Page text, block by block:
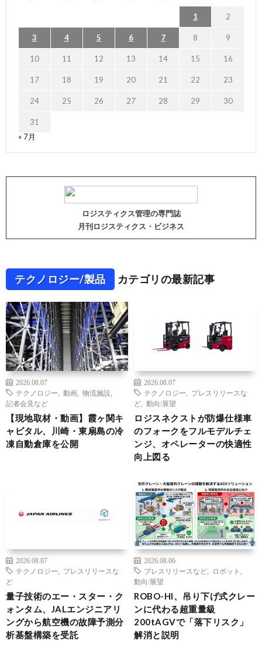
1 2
3 4 5 6 7 8 9
10 11 12 13 14 15 16
17 18 19 20 21 22 23
24 25 26 27 28 29 30
31
« 7月
ロジスティクス管理の専門誌
月刊ロジスティクス・ビジネス
テクノロジー/製品 カテゴリの最新記事
2026.08.07
テクノロジー
動画 物流施設
記者会見など
【現地取材・動画】霞ヶ関キ
ャピタル、川崎・東扇島の冷
凍自動倉庫を公開
2026.08.07
テクノロジー
プレスリリースな
ど
動向/展望
ロジスネクストが防爆仕様車
のフォークをフルモデルチェ
ンジ、オペレーターの快適性
向上図る
2026.08.07
テクノロジー
プレスリリースな
ど
量子技術のエー・スター・ク
ォンタム、JALエンジニアリ
ングから航空機の故障予測分
析基盤構築を受託
2026.08.06
プレスリリースなど
ロボット
動向/展望
ROBO-HI、吊り下げ式クレー
ンに代わる超重量級
200tAGVで「落下リスク」
解消と説明